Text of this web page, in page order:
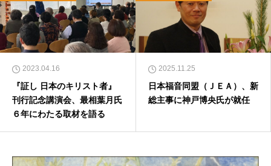
2023.04.16
『証し 日本のキリスト者』
刊行記念講演会、最相葉月氏
６年にわたる取材を語る
2025.11.25
日本福音同盟（ＪＥＡ）、新
総主事に神戸博央氏が就任